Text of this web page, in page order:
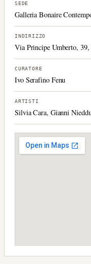
SEDE
Galleria Bonaire
INDIRIZZO
Via Principe Umberto,
CURATORE
Ivo Serafino Fenu
ARTISTI
Silvia Cara, Gianni